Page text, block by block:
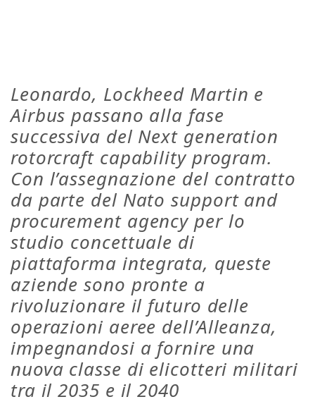
Leonardo, Lockheed Martin e
Airbus passano alla fase
successiva del Next generation
rotorcraft capability program.
Con l’assegnazione del contratto
da parte del Nato support and
procurement agency per lo
studio concettuale di
piattaforma integrata, queste
aziende sono pronte a
rivoluzionare il futuro delle
operazioni aeree dell’Alleanza,
impegnandosi a fornire una
nuova classe di elicotteri militari
tra il 2035 e il 2040